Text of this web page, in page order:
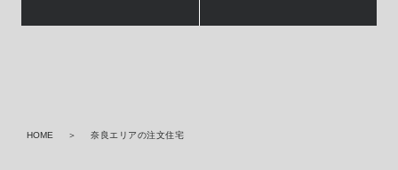
HOME 奈良エリアの注文住宅